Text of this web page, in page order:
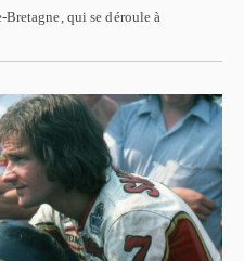
qui se déroule à